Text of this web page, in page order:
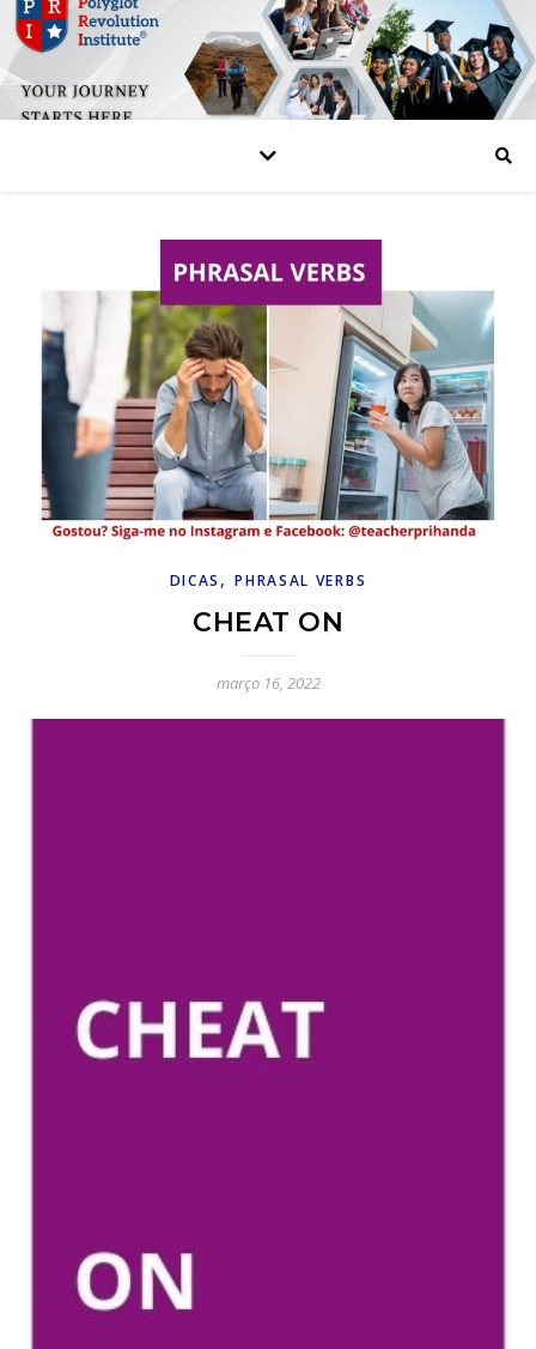
DICAS ,PHRASAL VERBS
CHEAT ON
março 16, 2022